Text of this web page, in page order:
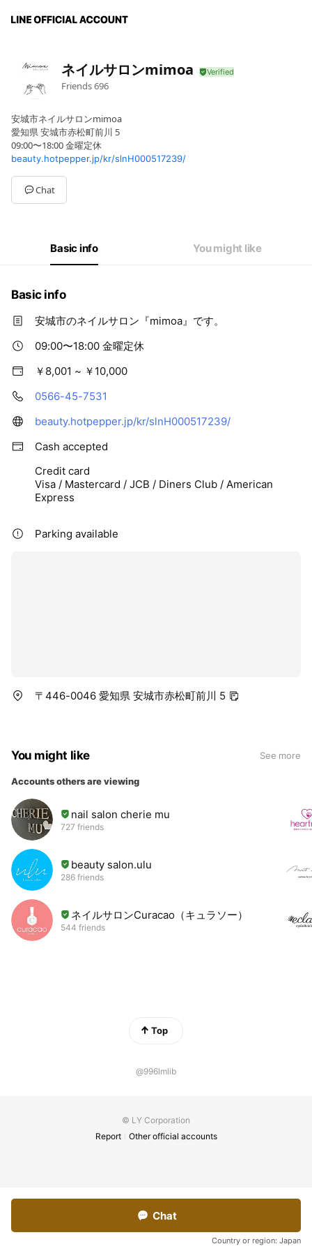
ネイルサロンmimoa
Friends696
安城市ネイルサロンmimoa
愛知県 安城市赤松町前川 5
09:00〜18:00 金曜定休
beauty.hotpepper.jp/kr/slnH000517239/
Chat
Basic info You might like
Basic info
安城市のネイルサロン『mimoa』です。
09:00〜18:00 金曜定休
￥8,001 ~ ￥10,000
0566-45-7531
beauty.hotpepper.jp/kr/slnH000517239/
Cash accepted
Credit card
Visa / Mastercard / JCB / Diners Club / American
Express
Parking available
〒446-0046 愛知県 安城市赤松町前川 5
You might like See more
Accounts others are viewing
nail salon cherie mu
727 friends
beauty salon.ulu
286 friends
ネイルサロンCuracao（キュラソー）
544 friends
Top
@996lmlib
© LY Corporation
Report
Other official accounts
Chat
Country or region: Japan